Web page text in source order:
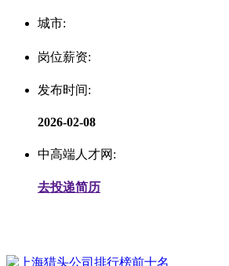
城市:
岗位薪资:
发布时间:
2026-02-08
中高端人才网:
去投递简历